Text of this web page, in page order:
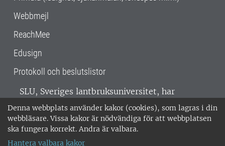
Denna webbplats använder kakor (cookies), som lagras i din
webbläsare. Vissa kakor är nödvändiga för att webbplatsen
ska fungera korrekt. Andra är valbara.
Hantera valbara kakor
Webbmejl
ReachMee
Edusign
Protokoll och beslutslistor
SLU, Sveriges lantbruksuniversitet, har
verksamhet över hela Sverige. Huvudorter är
Alnarp, Uppsala och Umeå.SLU är
miljöcertifierat enligt ISO 14001. •
018-67 10 00 • Org nr: 202100-2817 •